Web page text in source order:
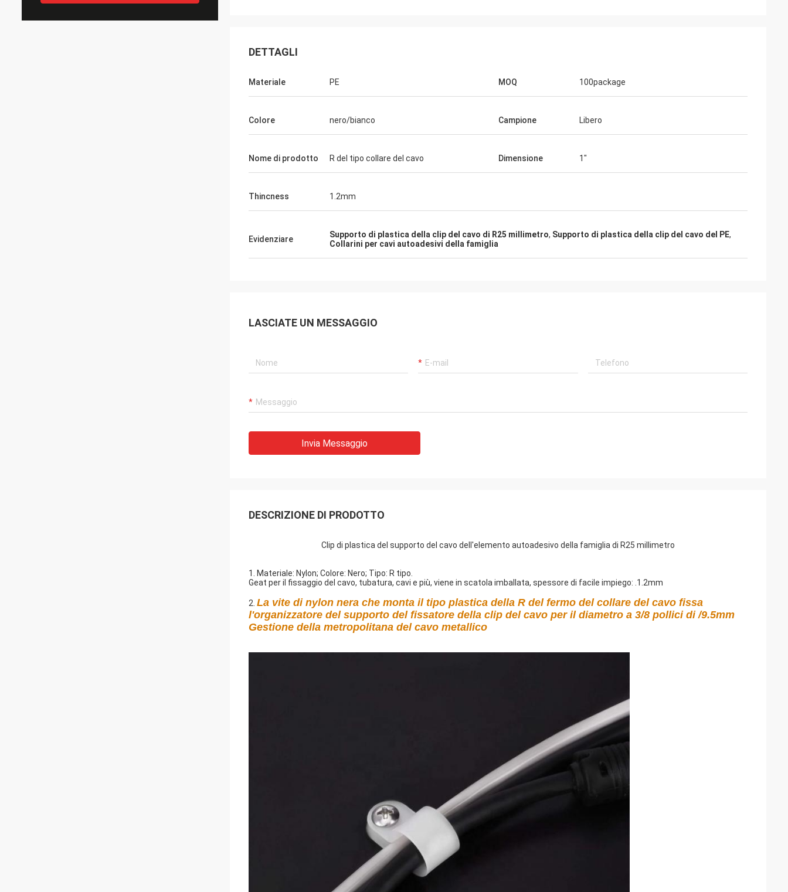
DETTAGLI
Materiale PE MOQ 100package
Colore nero/bianco Campione Libero
Nome di prodotto R del tipo collare del cavo Dimensione 1"
Thincness 1.2mm
Evidenziare Supporto di plastica della clip del cavo di R25 millimetro, Supporto di plastica della clip del cavo del PE,
Collarini per cavi autoadesivi della famiglia
LASCIATE UN MESSAGGIO
Invia Messaggio
DESCRIZIONE DI PRODOTTO
Clip di plastica del supporto del cavo dell'elemento autoadesivo della famiglia di R25 millimetro
1.
Materiale: Nylon; Colore: Nero; Tipo: R tipo.
Geat per il fissaggio del cavo, tubatura, cavi e più, viene in scatola imballata, spessore di facile impiego: .1.2mm
2. La vite di nylon nera che monta il tipo plastica della R del fermo del collare del cavo fissa
l'organizzatore del supporto del fissatore della clip del cavo per il diametro a 3/8 pollici di /9.5mm
Gestione della metropolitana del cavo metallico